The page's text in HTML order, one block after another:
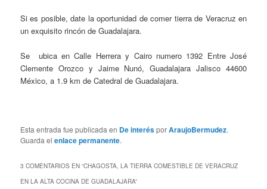
Si es posible, date la oportunidad de comer tierra de Veracruz en
un exquisito rincón de Guadalajara.
Se ubica en Calle Herrera y Cairo numero 1392 Entre José
Clemente Orozco y Jaime Nunó, Guadalajara Jalisco 44600
México, a 1.9 km de Catedral de Guadalajara.
Esta entrada fue publicada en De interésporAraujoBermudez.
Guarda elenlace permanente.
3 COMENTARIOS EN “CHAGOSTA, LA TIERRA COMESTIBLE DE VERACRUZ
EN LA ALTA COCINA DE GUADALAJARA”